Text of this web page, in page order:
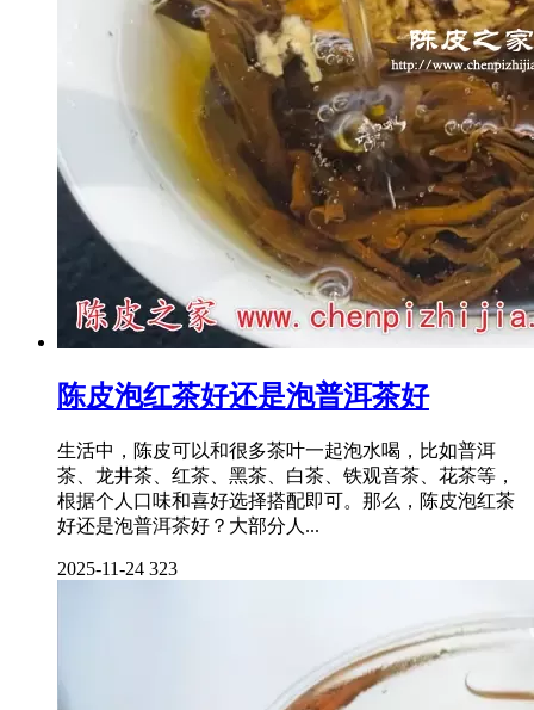
陈皮泡红茶好还是泡普洱茶好
生活中，陈皮可以和很多茶叶一起泡水喝，比如普洱
茶、龙井茶、红茶、黑茶、白茶、铁观音茶、花茶等，
根据个人口味和喜好选择搭配即可。那么，陈皮泡红茶
好还是泡普洱茶好？大部分人...
2025-11-24 323